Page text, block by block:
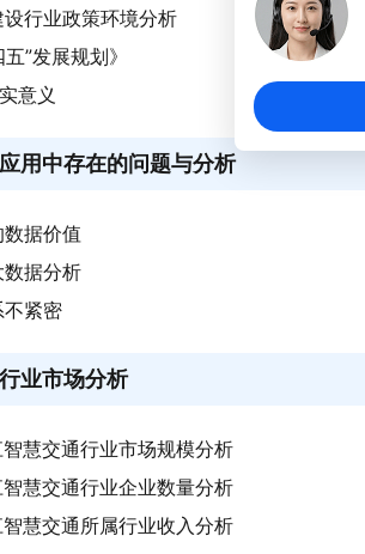
行业政策环境分析
”发展规划》
意义
用中存在的问题与分析
据价值
据分析
紧密
业市场分析
慧交通行业市场规模分析
慧交通行业企业数量分析
慧交通所属行业收入分析